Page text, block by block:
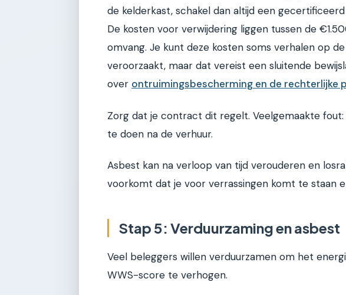
de kelderkast, schakel dan altijd een
De kosten voor verwijdering liggen tussen de
omvang. Je kunt deze kosten soms verhalen op
veroorzaakt, maar dat vereist een sluitende
over ontruimingsbescherming en de rechterlijke
Zorg dat je contract dit regelt. Veelgemaakte
te doen na de verhuur.
Asbest kan na verloop van tijd verouderen en
voorkomt dat je voor verrassingen komt te staan
Stap 5: Verduurzaming en asbest
Veel beleggers willen verduurzamen om het
WWS-score te verhogen.